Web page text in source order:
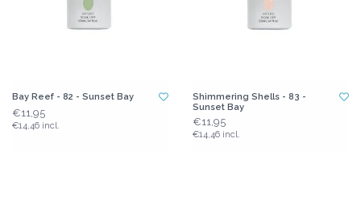
Bay Reef - 82 - Sunset Bay
€11,95
€14,46 incl.
Shimmering Shells - 83 -
Sunset Bay
€11,95
€14,46 incl.